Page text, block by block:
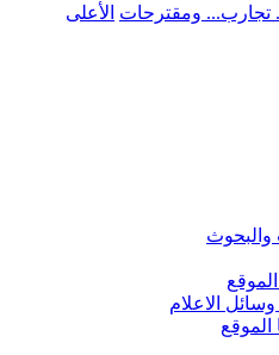
تجارب... ومقترحات الأعلى
والبحوث
الاعلام